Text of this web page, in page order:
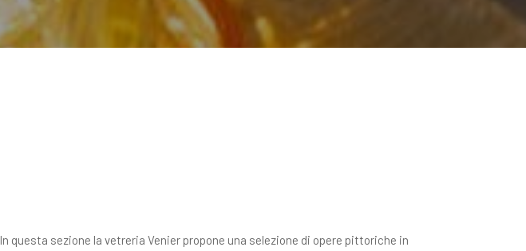
In questa sezione la vetreria Venier propone una selezione di opere pittoriche in